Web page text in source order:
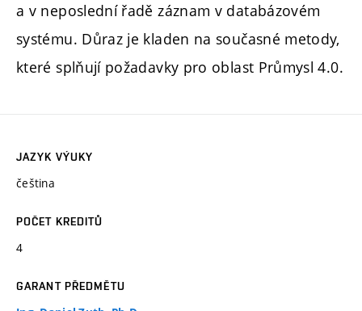
a v neposlední řadě záznam v databázovém
systému. Důraz je kladen na současné metody,
které splňují požadavky pro oblast Průmysl 4.0.
JAZYK VÝUKY
čeština
POČET KREDITŮ
4
GARANT PŘEDMĚTU